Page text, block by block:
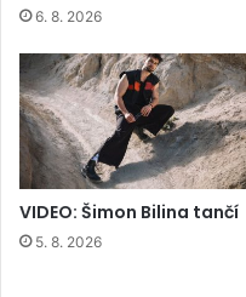
6. 8. 2026
VIDEO: Šimon Bilina tančí
5. 8. 2026